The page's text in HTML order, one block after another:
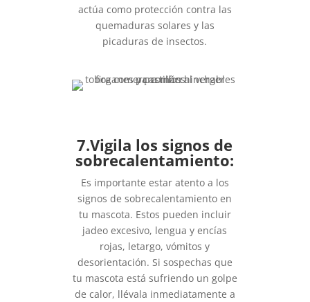
actúa como protección contra las
quemaduras solares y las
picaduras de insectos.
7.Vigila los signos de
sobrecalentamiento:
Es importante estar atento a los
signos de sobrecalentamiento en
tu mascota. Estos pueden incluir
jadeo excesivo, lengua y encías
rojas, letargo, vómitos y
desorientación. Si sospechas que
tu mascota está sufriendo un golpe
de calor, llévala inmediatamente a